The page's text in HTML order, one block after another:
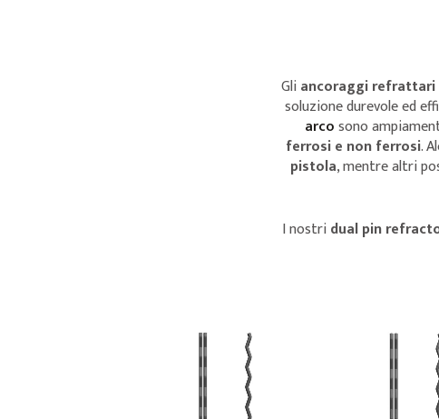
ANCORAGGI PER
Gliancoraggi
soluzione durevole ed
arcosono
ferrosi e non ferrosi.
pistola, mentre altri
I nostridual pin